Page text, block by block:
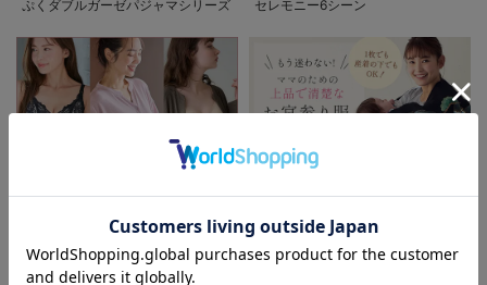
ぷくダブルガーゼパジャマシリーズ
セレモニー6シーン
助産院監修シリーズ
お気に入り商品を確認する